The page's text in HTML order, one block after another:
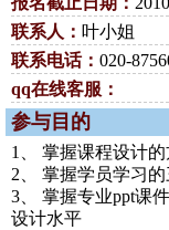
联系人： 叶小姐
联系电话： 020-
qq在线客服：
参与目的
1、 掌握课程设计
2、 掌握学员学习
3、 掌握专业ppt课
设计水平